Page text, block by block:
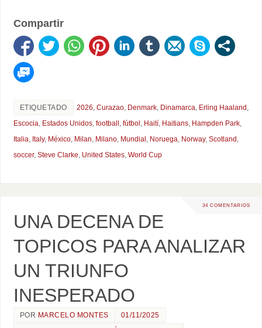
Compartir
ETIQUETADO 2026, Curazao, Denmark, Dinamarca, Erling Haaland ,
Escocia, Estados Unidos, football , fútbol , Haití, Haitians, Hampden Park,
Italia, Italy, México, Milan, Milano, Mundial , Noruega, Norway, Scotland ,
soccer, Steve Clarke, United States, World Cup
34 COMENTARIOS
UNA DECENA DE
TOPICOS PARA ANALIZAR
UN TRIUNFO
INESPERADO
POR MARCELO MONTES
01/11/2025